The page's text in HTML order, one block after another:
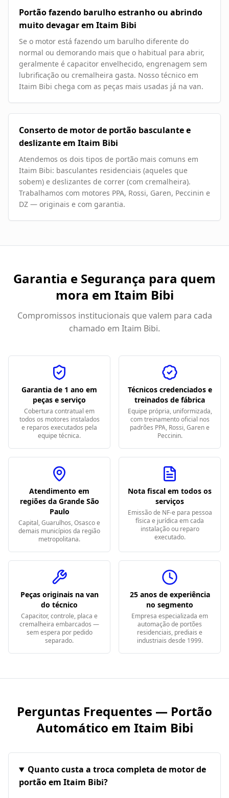
Portão fazendo barulho estranho ou abrindo
muito devagar em Itaim Bibi
Se o motor está fazendo um barulho diferente do
normal ou demorando mais que o habitual para abrir,
geralmente é capacitor envelhecido, engrenagem sem
lubrificação ou cremalheira gasta. Nosso técnico em
Itaim Bibi chega com as peças mais usadas já na van.
Conserto de motor de portão basculante e
deslizante em Itaim Bibi
Atendemos os dois tipos de portão mais comuns em
Itaim Bibi: basculantes residenciais (aqueles que
sobem) e deslizantes de correr (com cremalheira).
Trabalhamos com motores PPA, Rossi, Garen, Peccinin e
DZ — originais e com garantia.
Garantia e Segurança para quem
mora em Itaim Bibi
Compromissos institucionais que valem para cada
chamado em Itaim Bibi.
Garantia de 1 ano em
peças e serviço
Cobertura contratual em
todos os motores instalados
e reparos executados pela
equipe técnica.
Técnicos credenciados e
treinados de fábrica
Equipe própria, uniformizada,
com treinamento oficial nos
padrões PPA, Rossi, Garen e
Peccinin.
Atendimento em
regiões da Grande São
Paulo
Capital, Guarulhos, Osasco e
demais municípios da região
metropolitana.
Nota fiscal em todos os
serviços
Emissão de NF-e para pessoa
física e jurídica em cada
instalação ou reparo
executado.
Peças originais na van
do técnico
Capacitor, controle, placa e
cremalheira embarcados —
sem espera por pedido
separado.
25 anos de experiência
no segmento
Empresa especializada em
automação de portões
residenciais, prediais e
industriais desde 1999.
Perguntas Frequentes — Portão
Automático em Itaim Bibi
Quanto custa a troca completa de motor de
portão em Itaim Bibi?